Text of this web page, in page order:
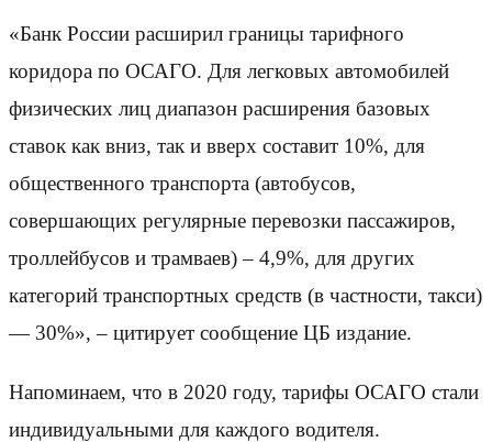
«Банк России расширил границы тарифного
коридора по ОСАГО. Для легковых автомобилей
физических лиц диапазон расширения базовых
ставок как вниз, так и вверх составит 10%, для
общественного транспорта (автобусов,
совершающих регулярные перевозки пассажиров,
троллейбусов и трамваев) – 4,9%, для других
категорий транспортных средств (в частности, такси)
— 30%», – цитирует сообщение ЦБ издание.
Напоминаем, что в 2020 году, тарифы ОСАГО стали
индивидуальными для каждого водителя.